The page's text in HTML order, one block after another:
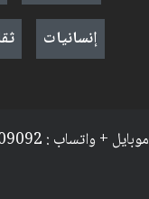
إنسانيات
موبايل + واتساب : 009647902409092